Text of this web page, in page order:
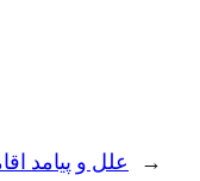
← علل و پیامد